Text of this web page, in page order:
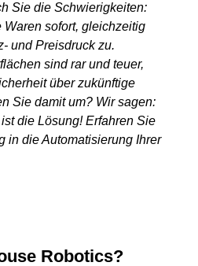
Sie die Schwierigkeiten:
sofort, gleichzeitig
und Preisdruck zu.
sind rar und teuer,
über zukünftige
Sie damit um? Wir sagen:
die Lösung! Erfahren Sie
in die Automatisierung Ihrer
Robotics?